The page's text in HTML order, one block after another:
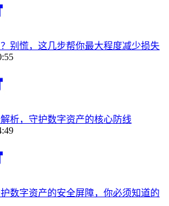
别慌，这几步帮你最大程度减少损失
析，守护数字资产的核心防线
数字资产的安全屏障，你必须知道的